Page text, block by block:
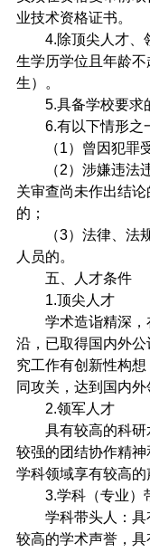
业技术资格证书。
4.除顶尖人才、
生学历学位且年龄不
生）。
5.具备学校要求
6.有以下情形之
（1）曾因犯罪
（2）涉嫌违法
关审查尚未作出结
的；
（3）法律、法
人员的。
五、人才条件
1.顶尖人才
学术造诣精深
沿，已取得国内外
究工作有创新性构
同攻关，达到国内外
2.领军人才
具有较高的科
较强的团结协作精
学科领域享有较高的
3.学科（专业）
学科带头人：
较高的学术声誉，